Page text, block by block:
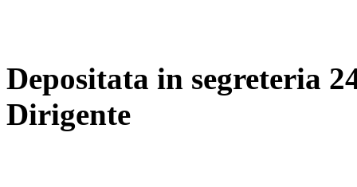
Depositata in
Dirigente